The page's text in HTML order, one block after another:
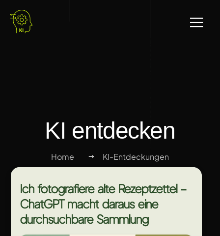
KI entdecken
Home KI-Entdeckungen
Ich fotografiere alte Rezeptzettel –
ChatGPT macht daraus eine
durchsuchbare Sammlung